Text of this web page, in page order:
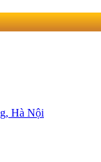
Hà Nội